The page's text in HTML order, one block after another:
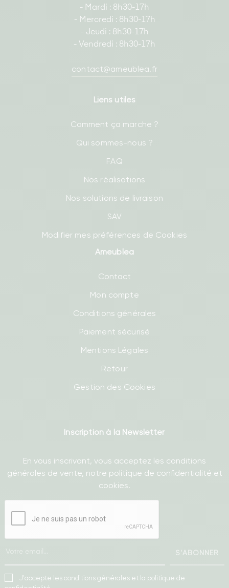
- Mardi : 8h30-17h
- Mercredi : 8h30-17h
- Jeudi : 8h30-17h
- Vendredi : 8h30-17h
contact@ameublea.fr
Liens utiles
Comment ça marche ?
Qui sommes-nous ?
FAQ
Nos réalisations
Nos solutions de livraison
SAV
Modifier mes préférences de Cookies
Ameublea
Contact
Mon compte
Conditions générales
Paiement sécurisé
Mentions Légales
Retour
Gestion des Cookies
Inscription à la Newsletter
En vous inscrivant, vous acceptez les conditions
générales de vente, notre politique de confidentialité et
cookies.
S'ABONNER
J'accepte les conditions générales et la politique de